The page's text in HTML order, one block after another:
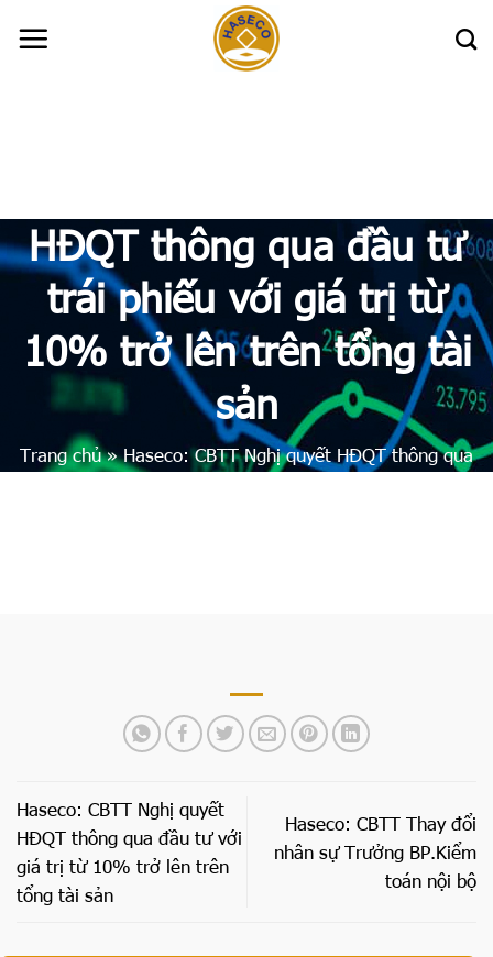
HĐQT thông qua đầu tư
trái phiếu với giá trị từ
10% trở lên trên tổng tài
sản
Trang chủ»Haseco: CBTT Nghị quyết HĐQT thông qua
Haseco: CBTT Nghị quyết
HĐQT thông qua đầu tư với
giá trị từ 10% trở lên trên
tổng tài sản
Haseco: CBTT Thay đổi
nhân sự Trưởng BP.Kiểm
toán nội bộ